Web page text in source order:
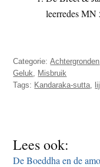
leerredes MN
Categorie:Achtergronden
Geluk
Misbruik
Tags: Kandaraka-sutta
Lees ook:
De Boeddha en de